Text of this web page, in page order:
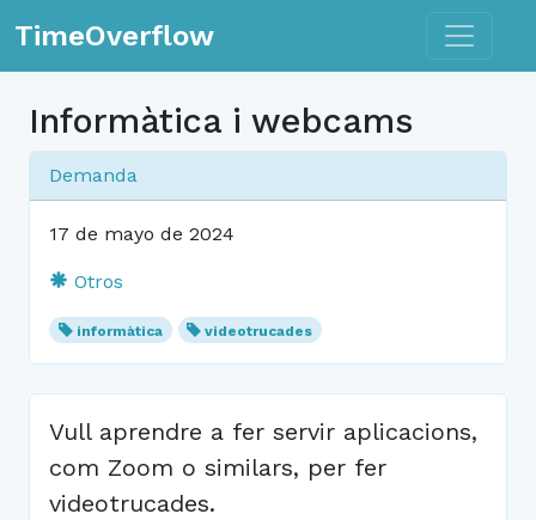
TimeOverflow Toggle
Informàtica i webcams
Demanda
17 de mayo de 2024
Otros
informàtica videotrucades
Vull aprendre a fer servir aplicacions,
com Zoom o similars, per fer
videotrucades.